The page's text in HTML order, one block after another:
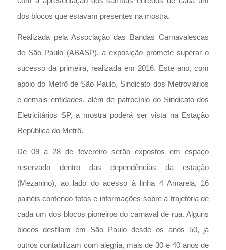
dos blocos que estavam presentes na mostra.
Realizada pela Associação das Bandas Carnavalescas
de São Paulo (ABASP), a exposição promete superar o
sucesso da primeira, realizada em 2016. Este ano, com
apoio do Metrô de São Paulo, Sindicato dos Metroviários
e demais entidades, além de patrocínio do Sindicato dos
Eletricitários SP, a mostra poderá ser vista na Estação
República do Metrô.
De 09 a 28 de fevereiro serão expostos em espaço
reservado dentro das dependências da estação
(Mezanino), ao lado do acesso à linha 4 Amarela, 16
painéis contendo fotos e informações sobre a trajetória de
cada um dos blocos pioneiros do carnaval de rua. Alguns
blocos desfilam em São Paulo desde os anos 50, já
outros contabilizam com alegria, mais de 30 e 40 anos de